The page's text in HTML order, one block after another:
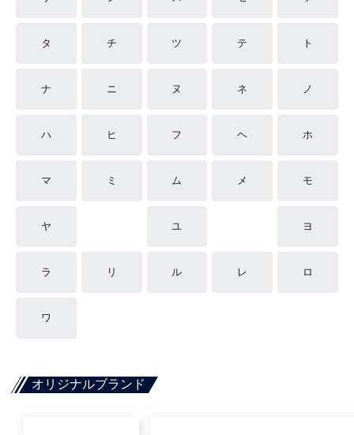
タ チ ツ テ ト
ナ ニ ヌ ネ ノ
ハ ヒ フ ヘ ホ
マ ミ ム メ モ
ヤ ユ ヨ
ラ リ ル レ ロ
ワ
オリジナルブランド